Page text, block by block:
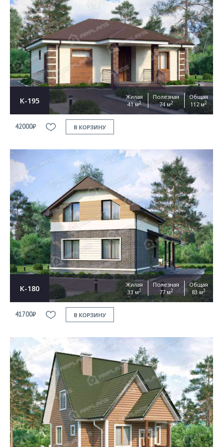
К-195
Жилая
41 м2
Полезная
74 м2
Общая
112 м2
42000₽ В КОРЗИНУ
К-180
Жилая
33 м2
Полезная
77 м2
Общая
83 м2
41700₽ В КОРЗИНУ